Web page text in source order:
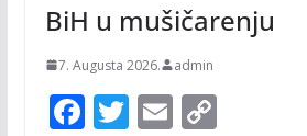
BiH u mušičarenju
7. Augusta 2026. admin
F T E C